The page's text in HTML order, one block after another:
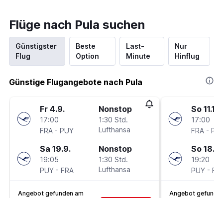
Flüge nach Pula suchen
Günstigster
Flug
Beste
Option
Last-
Minute
Nur
Hinflug
Günstige Flugangebote nach Pula
Fr 4.9.
17:00
FRA - PUY
Nonstop
1:30 Std.
Lufthansa
Sa 19.9.
19:05
PUY - FRA
Nonstop
1:30 Std.
Lufthansa
Angebot gefunden am
So 11.10.
17:00
FRA -
So
19:20
PUY -
Angebot